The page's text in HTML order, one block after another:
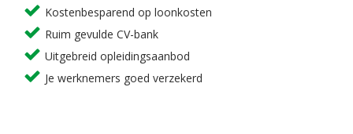
Kostenbesparend op loonkosten
Ruim gevulde CV-bank
Uitgebreid opleidingsaanbod
Je werknemers goed verzekerd